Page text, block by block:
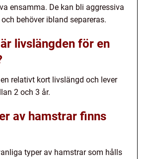
ensamma. De kan bli aggressiva
behöver ibland separeras.
livslängden för en
relativt kort livslängd och lever
2 och 3 år.
av hamstrar finns
typer av hamstrar som hålls